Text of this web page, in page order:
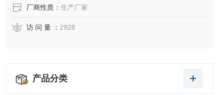
厂商性质： 生产厂家
访 问 量 ： 2928
产品分类